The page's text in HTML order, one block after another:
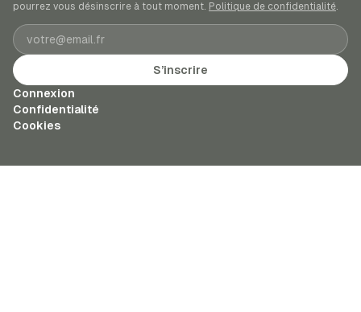
pourrez vous désinscrire à tout moment. Politique de confidentialité.
Adresse e-mail
S’inscrire
Connexion
Confidentialité
Cookies